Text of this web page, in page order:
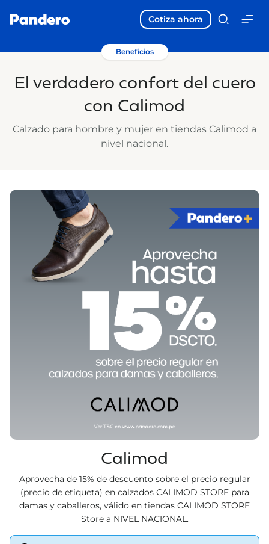
Cotiza ahora
Beneficios
El verdadero confort del cuero
con Calimod
Calzado para hombre y mujer en tiendas Calimod a
nivel nacional.
Calimod
Aprovecha de 15% de descuento sobre el precio regular
(precio de etiqueta) en calzados CALIMOD STORE para
damas y caballeros, válido en tiendas CALIMOD STORE
Store a NIVEL NACIONAL.